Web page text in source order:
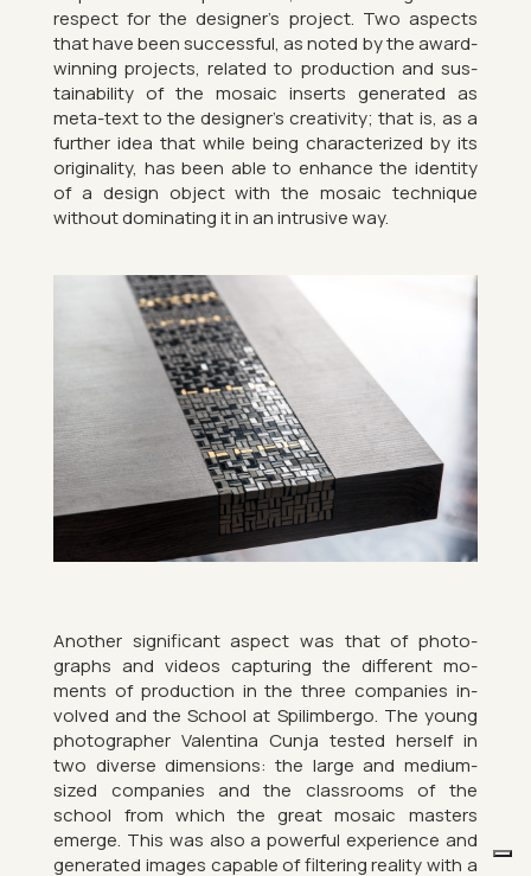
re­spect for the de­signer’s pro­ject. Two as­pects
that have been suc­cess­ful, as noted by the award-
win­ning pro­jects, re­lated to pro­duc­tion and sus­
tain­ab­il­ity of the mo­saic in­serts gen­er­ated as
meta-text to the de­signer’s cre­ativ­ity; that is, as a
fur­ther idea that while being char­ac­ter­ized by its
ori­gin­al­ity, has been able to en­hance the iden­tity
of a design ob­ject with the mo­saic tech­nique
without dom­in­at­ing it in an in­trus­ive way.
An­other sig­ni­fic­ant as­pect was that of pho­to­
graphs and videos cap­tur­ing the dif­fer­ent mo­
ments of pro­duc­tion in the three com­pan­ies in­
volved and the School at Spilimbergo. The young
pho­to­grapher Valentina Cunja tested her­self in
two di­verse di­men­sions: the large and me­dium-
sized com­pan­ies and the classrooms of the
school from which the great mo­saic mas­ters
emerge. This was also a power­ful ex­per­i­ence and
gen­er­ated im­ages cap­able of fil­ter­ing real­ity with a